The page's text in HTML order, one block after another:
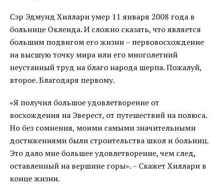
Сэр Эдмунд Хиллари умер 11 января 2008 года в
больнице Окленда. И сложно сказать, что является
большим подвигом его жизни – первовосхождение
на высшую точку мира или его многолетний
неустанный труд на благо народа шерпа. Пожалуй,
второе. Благодаря первому.
«Я получил большое удовлетворение от
восхождения на Эверест, от путешествий на полюса.
Но без сомнения, моими самыми значительными
достижениями были строительства школ и больниц.
Это дало мне большее удовлетворение, чем след,
оставленный на вершине горы». – Скажет Хиллари в
конце жизни.